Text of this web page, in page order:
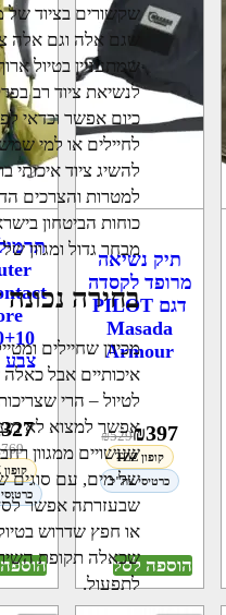
תיק נשיאה
מרופד לקסדה
דגם PILOT
Masada
Armour
₪397
₪529
קופון TZZ
כרטיסי צה"ל
הוספה לסל
צבע
קופון TZZ
שקשורים בציוד של
שגם אלה וגם אלה
שמתעניין בטיול
לנשיאת ציוד רב
כיום אפשר וכדאי
לחיילים או למי
להשיג ציוד איכותי
למטרות והצרכים
כוחות הביטחון
מבחר גדול ומגוון
בחירה
מכיוון שחיילים
איכותיים אבל
לטיול – הרי
אפשר למצוא לא
שעשויים ממגוון
של מים, עם סוגים
שבעזרתה אפשר
או חפץ שדרוש
שכאלה תקופת
לתפעול.